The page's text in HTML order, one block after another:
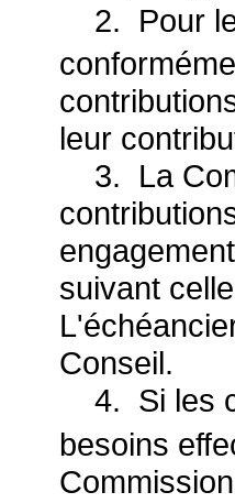
2. Pour
leur
3. La
suivant
Conseil.
4. Si les
besoins